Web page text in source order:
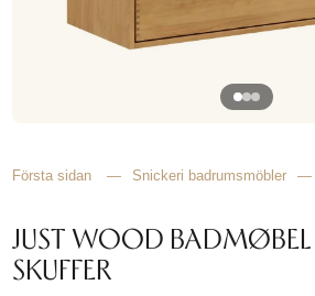
Första sidan — Snickeri badrumsmöbler —
JUST WOOD
SKUFFER